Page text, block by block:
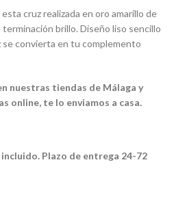
cruz realizada en oro amarillo de
brillo. Diseño liso sencillo
se convierta en tu complemento
nuestras tiendas de Málaga y
online, te lo enviamos a casa.
Plazo de entrega 24-72